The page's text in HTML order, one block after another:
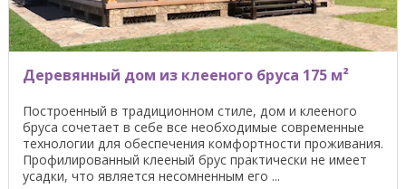
Деревянный дом из клееного бруса 175 м²
Построенный в традиционном стиле, дом и клееного
бруса сочетает в себе все необходимые современные
технологии для обеспечения комфортности проживания.
Профилированный клееный брус практически не имеет
усадки, что является несомненным его ...